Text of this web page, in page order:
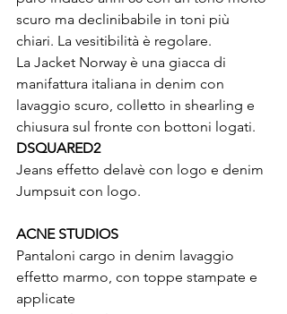
scuro ma declinibabile in toni più
chiari. La vesitibilità è regolare.
La Jacket Norway è una giacca di
manifattura italiana in denim con
lavaggio scuro, colletto in shearling e
chiusura sul fronte con bottoni logati.
DSQUARED2
Jeans effetto delavè con logo e denim
ACNE STUDIOS
Pantaloni cargo in denim lavaggio
effetto marmo, con toppe stampate e
applicate